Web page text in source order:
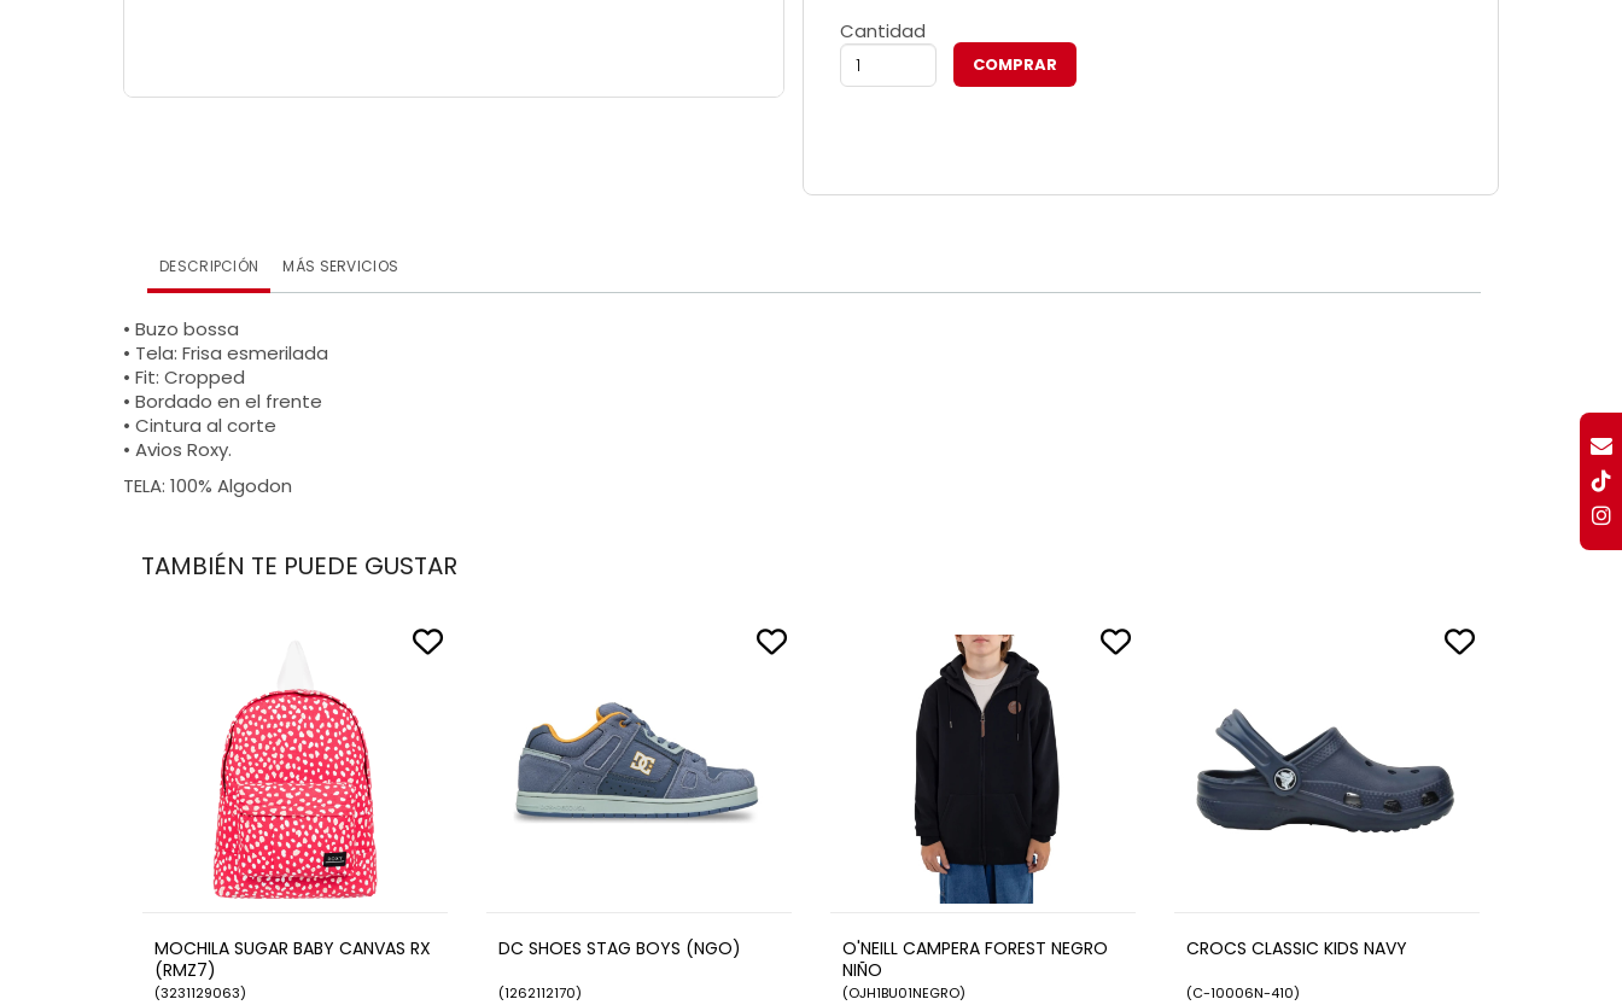
Cantidad
DESCRIPCIÓN MÁS SERVICIOS
• Buzo bossa
• Tela: Frisa esmerilada
• Fit: Cropped
• Bordado en el frente
• Cintura al corte
• Avios Roxy.
TELA: 100% Algodon
TAMBIÉN TE PUEDE GUSTAR
MOCHILA SUGAR BABY CANVAS RX
(RMZ7)
(3231129063)
DC SHOES STAG BOYS (NGO)
(1262112170)
O'NEILL CAMPERA FOREST NEGRO
NIÑO
(OJH1BU01NEGRO)
CROCS CLASSIC KIDS NAVY
(C-10006N-410)